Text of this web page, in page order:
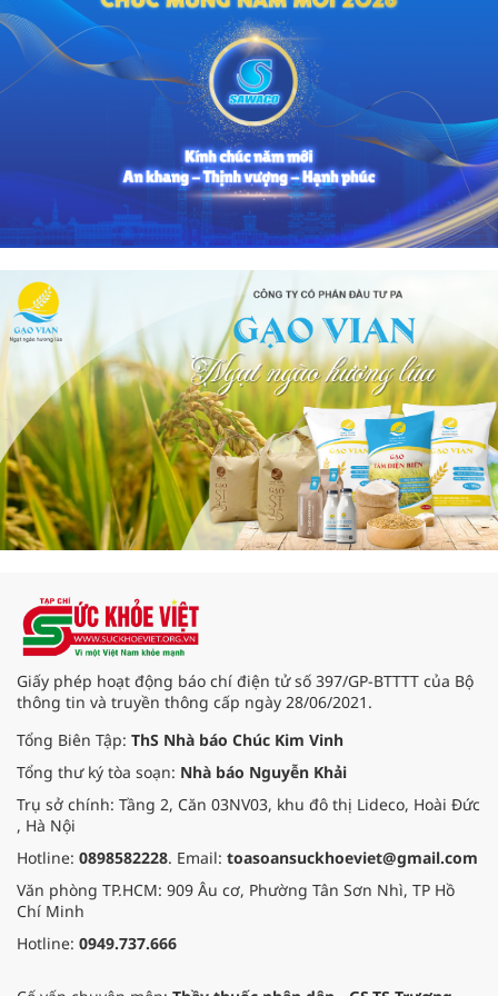
Giấy phép hoạt động báo chí điện tử số 397/GP-BTTTT của Bộ
thông tin và truyền thông cấp ngày 28/06/2021.
Tổng Biên Tập: ThS Nhà báo Chúc Kim Vinh
Tổng thư ký tòa soạn: Nhà báo Nguyễn Khải
Trụ sở chính: Tầng 2, Căn 03NV03, khu đô thị Lideco, Hoài Đức
, Hà Nội
Hotline: 0898582228. Email: toasoansuckhoeviet@gmail.com
Văn phòng TP.HCM: 909 Âu cơ, Phường Tân Sơn Nhì, TP Hồ
Chí Minh
Hotline: 0949.737.666